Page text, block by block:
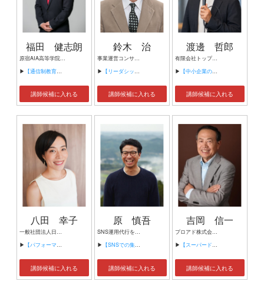
福田 健志朗
▶ 【通信制教育の今と未来】
講師候補に入れる
鈴木 治
▶ 【リーダシップ】
講師候補に入れる
渡邊 哲郎
有限会社トップエージェント 代表取締役 中小企業向けAI・DX・業務改善研修講師 デジタル×アナログ融合マーケッター 愛媛県人会 管理人・運営本部
▶ 【中小企業のための生成AI実践活用 ―業務改善と企業成長につなげる方法―】
講師候補に入れる
八田 幸子
一般社団法人日本声ヨガ協会 代表理事 健康経営アドバイザー マインドフルネス瞑想講師
▶ 【パフォーマンス向上のための睡眠改善】
講師候補に入れる
原 慎吾
SNS運用代行を行う会社 one move代表取締役 ・SNSマーケティングコンサルタント ・元博報堂ディレクター ・元リクルート事業開発ディレクター
▶ 【SNSでの集客方法】
講師候補に入れる
吉岡 信一
プロアド株式会社 代表取締役社長
▶ 【スーパードライが教えてくれたこと】
講師候補に入れる